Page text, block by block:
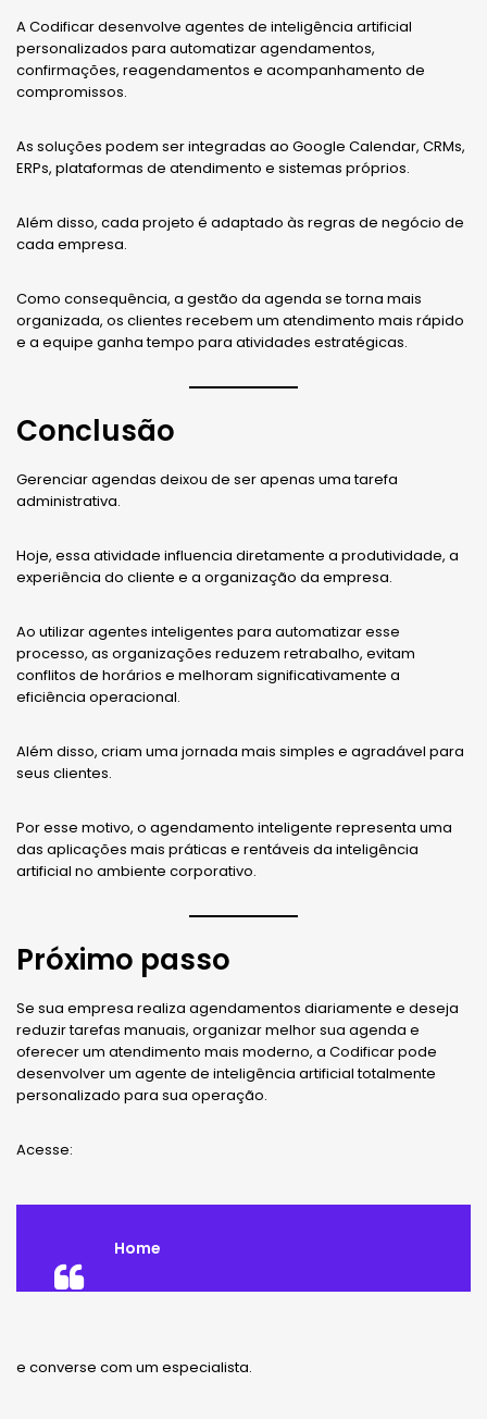
A Codificar desenvolve agentes de inteligência artificial
personalizados para automatizar agendamentos,
confirmações, reagendamentos e acompanhamento de
compromissos.
As soluções podem ser integradas ao Google Calendar, CRMs,
ERPs, plataformas de atendimento e sistemas próprios.
Além disso, cada projeto é adaptado às regras de negócio de
cada empresa.
Como consequência, a gestão da agenda se torna mais
organizada, os clientes recebem um atendimento mais rápido
e a equipe ganha tempo para atividades estratégicas.
Conclusão
Gerenciar agendas deixou de ser apenas uma tarefa
administrativa.
Hoje, essa atividade influencia diretamente a produtividade, a
experiência do cliente e a organização da empresa.
Ao utilizar agentes inteligentes para automatizar esse
processo, as organizações reduzem retrabalho, evitam
conflitos de horários e melhoram significativamente a
eficiência operacional.
Além disso, criam uma jornada mais simples e agradável para
seus clientes.
Por esse motivo, o agendamento inteligente representa uma
das aplicações mais práticas e rentáveis da inteligência
artificial no ambiente corporativo.
Próximo passo
Se sua empresa realiza agendamentos diariamente e deseja
reduzir tarefas manuais, organizar melhor sua agenda e
oferecer um atendimento mais moderno, a Codificar pode
desenvolver um agente de inteligência artificial totalmente
personalizado para sua operação.
Acesse:
Home
e converse com um especialista.